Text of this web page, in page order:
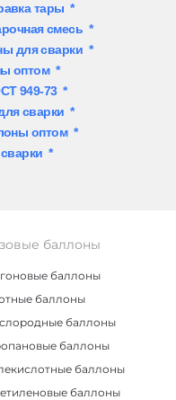
тары *
смесь *
для сварки *
оптом*
949-73*
сварки *
оптом*
*
баллоны
баллоны
баллоны
баллоны
баллоны
баллоны
баллоны